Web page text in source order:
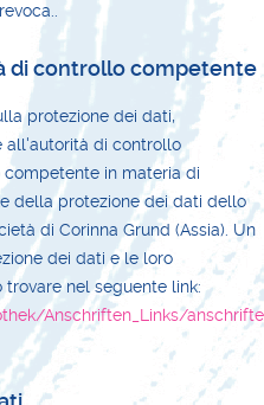
di controllo competente
protezione dei dati,
all'autorità di controllo
in materia di
della protezione dei dati dello
di Corinna Grund (Assia). Un
dei dati e le loro
nel seguente link:
Anschriften_Links/